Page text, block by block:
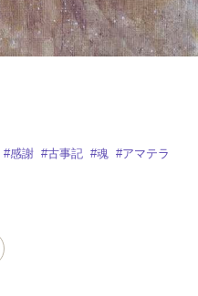
#感謝 #古事記 #魂 #アマテラ